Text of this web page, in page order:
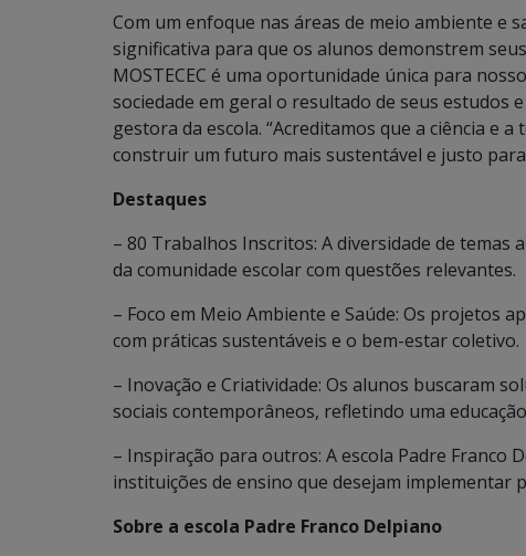
Com um enfoque nas áreas de meio ambiente e
significativa para que os alunos demonstrem
MOSTECEC é uma oportunidade única para
sociedade em geral o resultado de seus estudos
gestora da escola. “Acreditamos que a ciência e
construir um futuro mais sustentável e justo para
Destaques
– 80 Trabalhos Inscritos: A diversidade de
da comunidade escolar com questões relevantes.
– Foco em Meio Ambiente e Saúde: Os projetos
com práticas sustentáveis e o bem-estar coletivo.
– Inovação e Criatividade: Os alunos buscaram
sociais contemporâneos, refletindo uma
– Inspiração para outros: A escola Padre Franco
instituições de ensino que desejam implementar
Sobre a escola Padre Franco Delpiano